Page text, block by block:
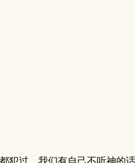
犯过。我们有自己不听神的